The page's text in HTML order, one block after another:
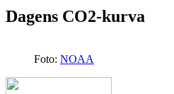
Dagens CO2-kurva
Foto: NOAA